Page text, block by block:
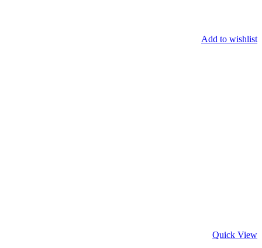
Add to wishlist
Quick View